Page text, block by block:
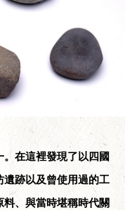
在這裡發現了以四國
跡以及曾使用過的工
、與當時堪稱時代關